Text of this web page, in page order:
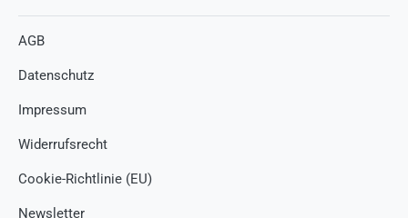
AGB
Datenschutz
Impressum
Widerrufsrecht
Cookie-Richtlinie (EU)
Newsletter